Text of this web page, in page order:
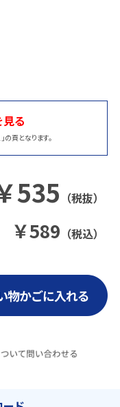
る
の頁となります。
535 （税抜）
￥589 （税込）